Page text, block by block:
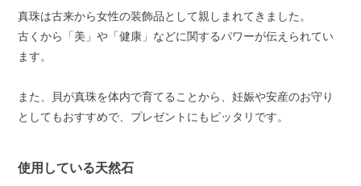
真珠は古来から女性の装飾品として親しまれてきました。
古くから「美」や「健康」などに関するパワーが伝えられてい
ます。
また、貝が真珠を体内で育てることから、妊娠や安産のお守り
としてもおすすめで、プレゼントにもピッタリです。
使用している天然石